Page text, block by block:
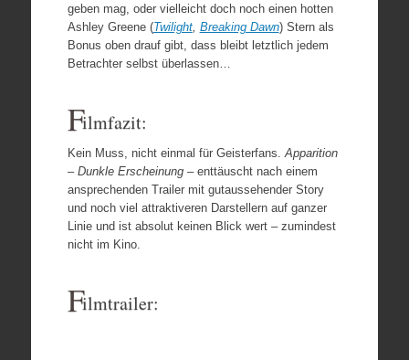
geben mag, oder vielleicht doch noch einen hotten
Ashley Greene (Twilight, Breaking Dawn) Stern als
Bonus oben drauf gibt, dass bleibt letztlich jedem
Betrachter selbst überlassen…
Filmfazit:
Kein Muss, nicht einmal für Geisterfans. Apparition
– Dunkle Erscheinung –enttäuscht nach einem
ansprechenden Trailer mit gutaussehender Story
und noch viel attraktiveren Darstellern auf ganzer
Linie und ist absolut keinen Blick wert – zumindest
nicht im Kino.
Filmtrailer: